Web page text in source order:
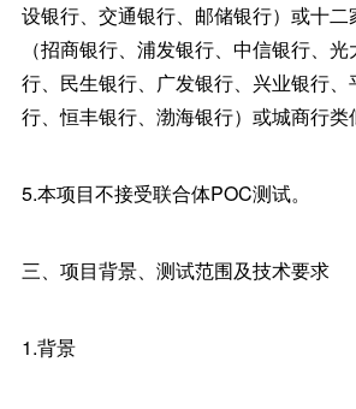
设银行、交通银行、邮储银行）或十
（招商银行、浦发银行、中信银行、
行、民生银行、广发银行、兴业银行、
行、恒丰银行、渤海银行）或城商行类
5.本项目不接受联合体POC测试。
三、项目背景、测试范围及技术要求
1.背景